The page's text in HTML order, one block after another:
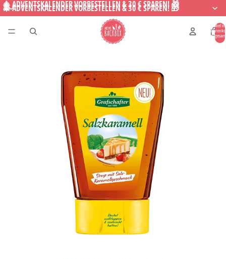
🎄 ADVENTSKALENDER VORBESTELLEN & 30 € SPAREN! 🎁
🎄 ADVENTSKALENDER VORBESTELLEN & 30 € SPAREN! 🎁
Artikel im